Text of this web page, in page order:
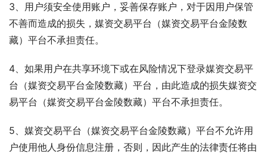
3、用户须安全使用账户，妥善保存账户，对于因用户保管
不善而造成的损失，媒资交易平台（媒资交易平台金陵数
藏）平台不承担责任。
4、如果用户在共享环境下或在风险情况下登录媒资交易平
台（媒资交易平台金陵数藏）平台，由此造成的损失媒资交
易平台（媒资交易平台金陵数藏）平台不承担责任。
5、媒资交易平台（媒资交易平台金陵数藏）平台不允许用
户使用他人身份信息注册，否则，因此产生的法律责任将由